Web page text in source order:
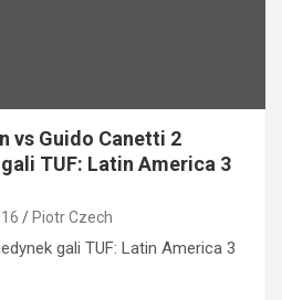
vs Guido Canetti 2
TUF: Latin America 3
Piotr Czech
gali TUF: Latin America 3